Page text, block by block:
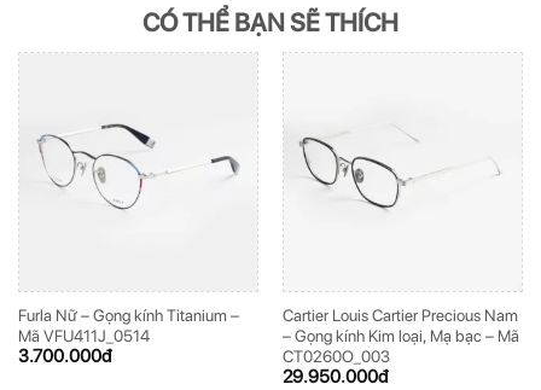
CÓ THỂ BẠN SẼ THÍCH
Furla Nữ – Gọng kính Titanium –
Mã VFU411J_0514
3.700.000đ
Cartier Louis Cartier Precious Nam
– Gọng kính Kim loại, Mạ bạc – Mã
CT0260O_003
29.950.000đ